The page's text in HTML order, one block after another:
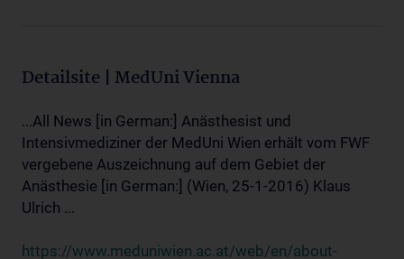
Detailsite | MedUni Vienna
...All News [in German:] Anästhesist und
Intensivmediziner der MedUni Wien erhält vom FWF
vergebene Auszeichnung auf dem Gebiet der
Anästhesie [in German:] (Wien, 25-1-2016) Klaus
Ulrich ...
https://www.meduniwien.ac.at/web/en/about-